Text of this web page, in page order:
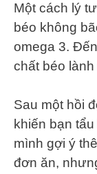
Một cách lý
béo không
omega 3.
chất béo
Sau một hồi
khiến bạn
mình gợi ý
đơn ăn,